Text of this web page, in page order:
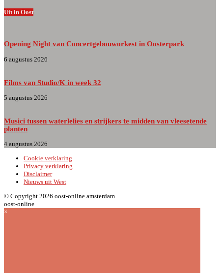
Uit in Oost
Opening Night van Concertgebouworkest in Oosterpark
6 augustus 2026
Films van Studio/K in week 32
5 augustus 2026
Musici tussen waterlelies en strijkers te midden van vleesetende
planten
4 augustus 2026
Cookie verklaring
Privacy verklaring
Disclaimer
Nieuws uit West
© Copyright 2026 oost-online.amsterdam
oost-online
×